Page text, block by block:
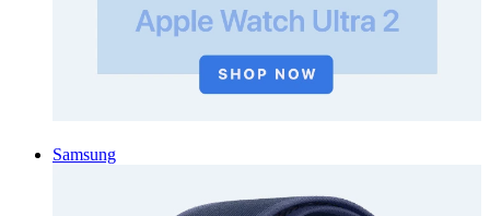
Samsung